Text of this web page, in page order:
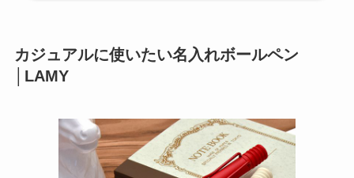
カジュアルに使いたい名入れボールペン
│LAMY